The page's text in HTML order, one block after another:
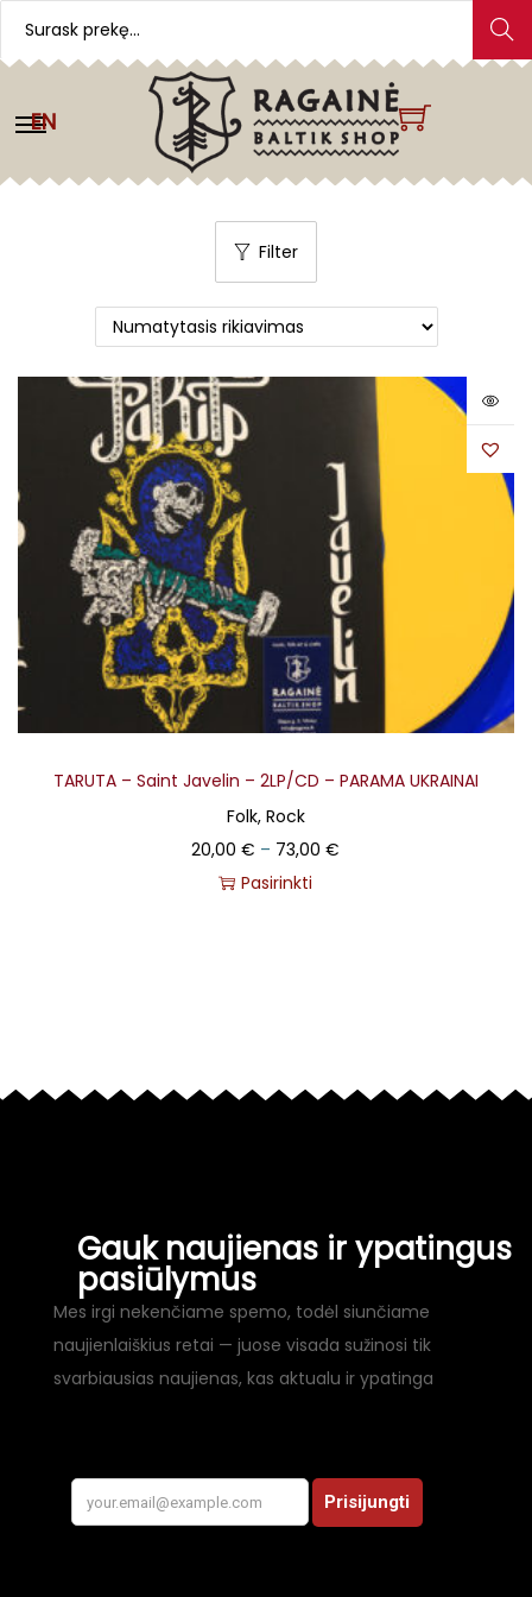
Search
EN
Filter
TARUTA – Saint Javelin – 2LP/CD – PARAMA UKRAINAI
Folk, Rock
20,00€ – 73,00€
Pasirinkti
Gauk naujienas ir ypatingus
pasiūlymus
Mes irgi nekenčiame spemo, todėl siunčiame
naujienlaiškius retai — juose visada sužinosi tik
svarbiausias naujienas, kas aktualu ir ypatinga